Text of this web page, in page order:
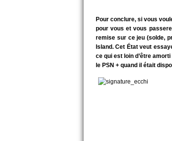
Pour conclure, si vous
pour vous et vous
remise sur ce jeu (solde,
Island. Cet État veut
ce qui est loin d’être
le PSN + quand il était